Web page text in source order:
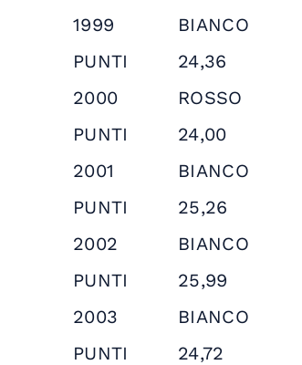
1999
BIANCO
PUNTI
24,36
2000
ROSSO
PUNTI
24,00
2001
BIANCO
PUNTI
25,26
2002
BIANCO
PUNTI
25,99
2003
BIANCO
PUNTI
24,72